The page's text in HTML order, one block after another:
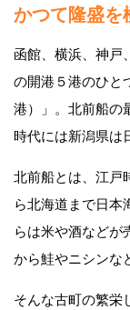
かつて隆盛を
函館、横浜、神戸
の開港５港のひと
港）」。北前船の
時代には新潟県は
北前船とは、江戸
ら北海道まで日本
らは米や酒などが
から鮭やニシンな
そんな古町の繁栄